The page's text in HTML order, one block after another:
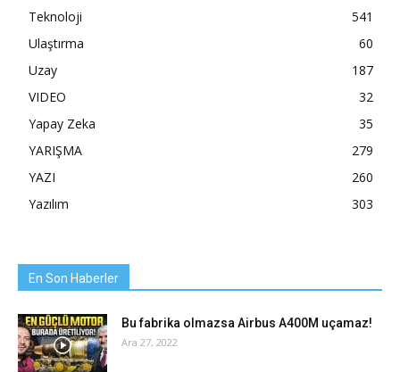
Teknoloji
541
Ulaştırma
60
Uzay
187
VIDEO
32
Yapay Zeka
35
YARIŞMA
279
YAZI
260
Yazılım
303
En Son Haberler
Bu fabrika olmazsa Airbus A400M uçamaz!
Ara 27, 2022